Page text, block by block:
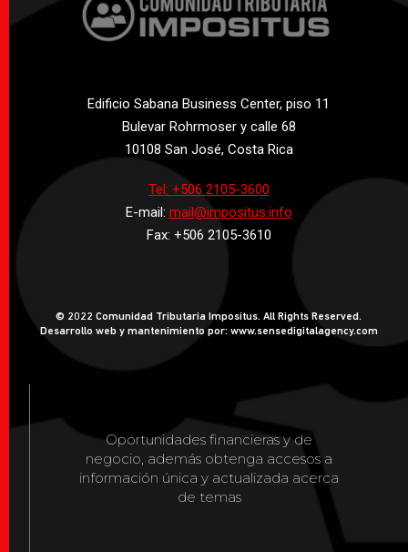
Edificio Sabana Business Center, piso 11
Bulevar Rohrmoser y calle 68
10108 San José, Costa Rica
Tel: +506 2105-3600
E-mail: mail@impositus.info
Fax: +506 2105-3610
© 2022 Comunidad Tributaria Impositus. All Rights Reserved.
Desarrollo web y mantenimiento por: www.sensedigitalagency.com
Oportunidades financieras y de
negocio, además obtenga accesos a
información única y actualizada acerca
de temas